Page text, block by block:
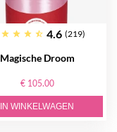
4.6 (219)
Magische Droom
€ 105.00
IN WINKELWAGEN